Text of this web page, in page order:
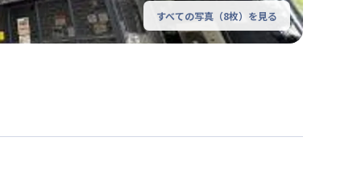
すべての写真（8枚）を見る